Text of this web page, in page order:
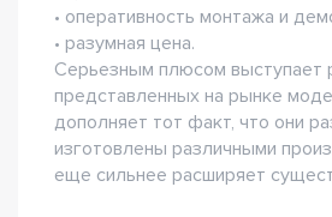
• оперативность монтажа и
• разумная цена.
Серьезным плюсом выступает
представленных на рынке
дополняет тот факт, что они
изготовлены различными
еще сильнее расширяет